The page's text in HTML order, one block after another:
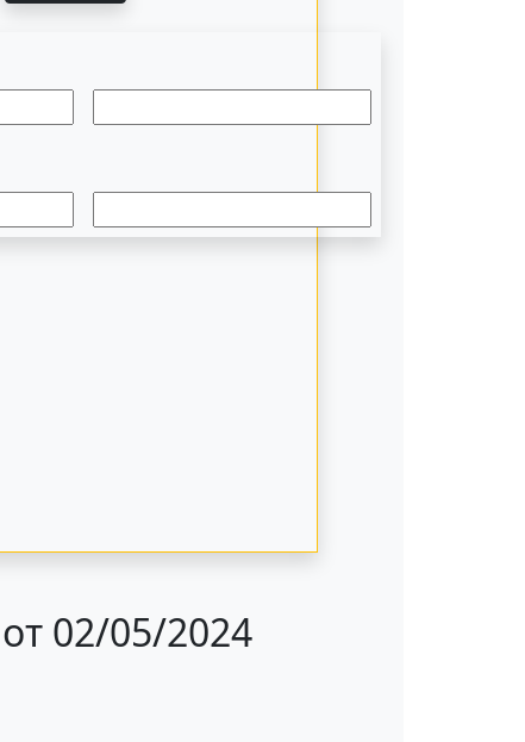
02/05/2024